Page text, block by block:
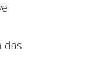
das